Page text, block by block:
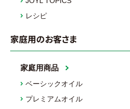
レシピ
家庭用のお客さま
家庭用商品
ベーシックオイル
プレミアムオイル